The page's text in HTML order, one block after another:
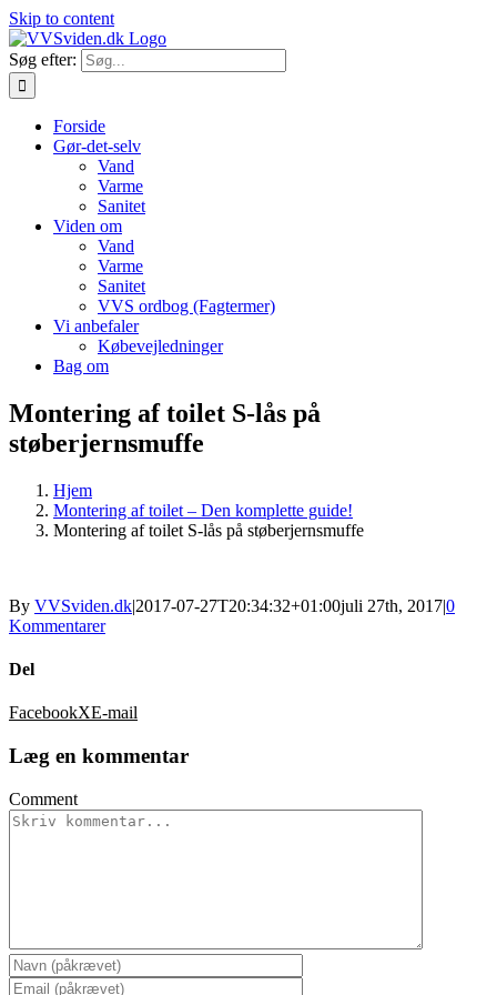
Skip to content
Søg efter:
Forside
Gør-det-selv
Vand
Varme
Sanitet
Viden om
Vand
Varme
Sanitet
VVS ordbog (Fagtermer)
Vi anbefaler
Købevejledninger
Bag om
Montering af toilet S-lås på
støberjernsmuffe
Hjem
Montering af toilet – Den komplette guide!
Montering af toilet S-lås på støberjernsmuffe
By VVSviden.dk|2017-07-27T20:34:32+01:00juli 27th, 2017|0
Kommentarer
Del
FacebookXE-mail
Læg en kommentar
Comment